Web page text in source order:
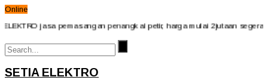
Online
jasa pemasangan penangkal petir, harga mulai 2jutaan segera
SETIA ELEKTRO